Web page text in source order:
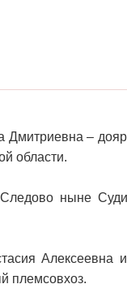
–
области.
ныне
Алексеевна
племсовхоз.